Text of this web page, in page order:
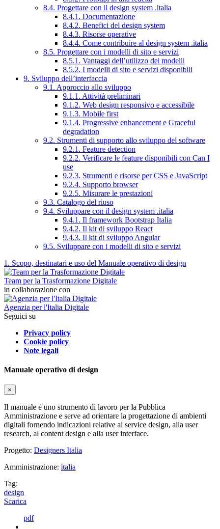
8.4. Progettare con il design system .italia
8.4.1. Documentazione
8.4.2. Benefici del design system
8.4.3. Risorse operative
8.4.4. Come contribuire al design system .italia
8.5. Progettare con i modelli di sito e servizi
8.5.1. Vantaggi dell’utilizzo dei modelli
8.5.2. I modelli di sito e servizi disponibili
9. Sviluppo dell’interfaccia
9.1. Approccio allo sviluppo
9.1.1. Attività preliminari
9.1.2. Web design responsivo e accessibile
9.1.3. Mobile first
9.1.4. Progressive enhancement e Graceful
degradation
9.2. Strumenti di supporto allo sviluppo del software
9.2.1. Feature detection
9.2.2. Verificare le feature disponibili con Can I
use
9.2.3. Strumenti e risorse per CSS e JavaScript
9.2.4. Supporto browser
9.2.5. Misurare le prestazioni
9.3. Catalogo del riuso
9.4. Sviluppare con il design system .italia
9.4.1. Il framework Bootstrap Italia
9.4.2. Il kit di sviluppo React
9.4.3. Il kit di sviluppo Angular
9.5. Sviluppare con i modelli di sito e servizi
1. Scopo, destinatari e uso del Manuale operativo di design
Team per la Trasformazione Digitale
in collaborazione con
Agenzia per l'Italia Digitale
Seguici su
Privacy policy
Cookie policy
Note legali
Manuale operativo di design
×
Il manuale è uno strumento di lavoro per la Pubblica
Amministrazione e serve ad orientare la progettazione di ambienti
digitali fornendo indicazioni relative al service design, alla user
research, al content design e alla user interface.
Progetto: Designers Italia
Amministrazione: italia
Tag:
design
Scarica
pdf